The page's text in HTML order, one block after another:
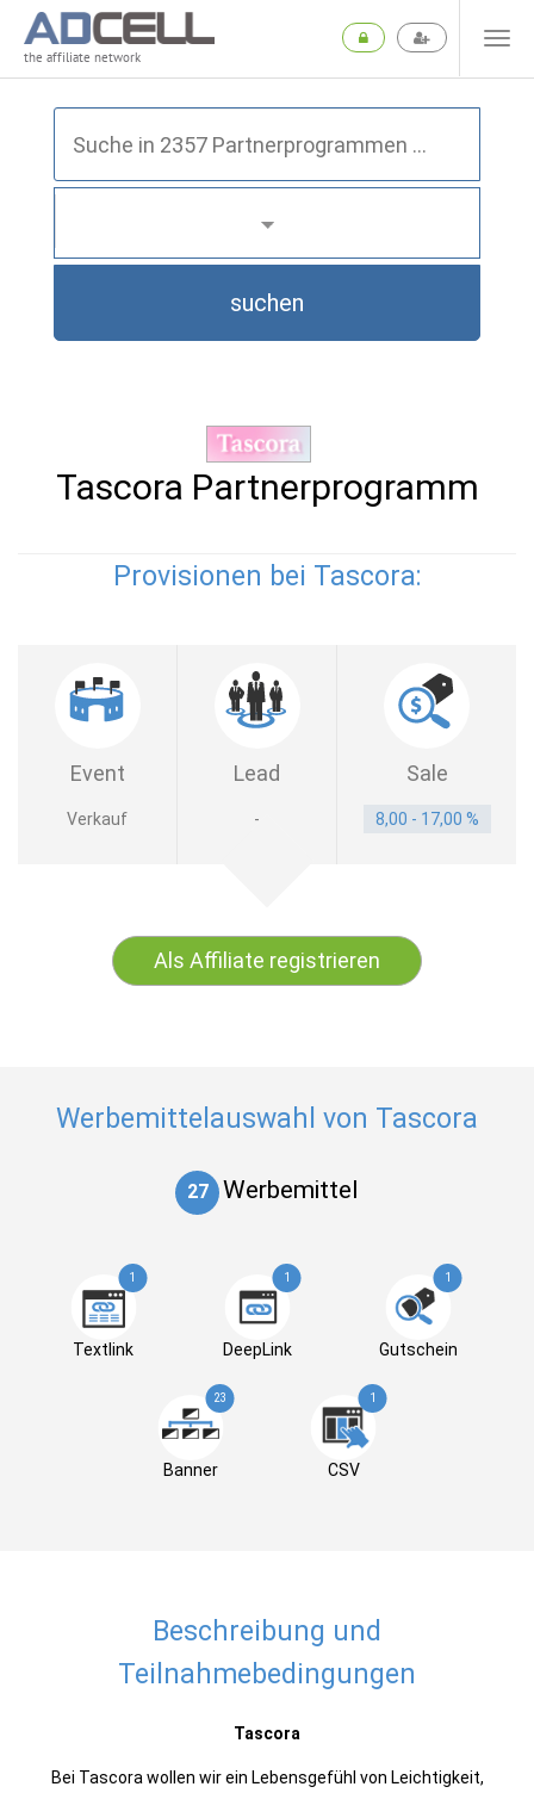
the affiliate network
suchen
Tascora Partnerprogramm
Provisionen bei Tascora:
Event Lead Sale
Verkauf - 8,00 - 17,00 %
Als Affiliate registrieren
Werbemittelauswahl von Tascora
27 Werbemittel
1
Textlink
1
DeepLink
1
Gutschein
23
Banner
1
CSV
Beschreibung und
Teilnahmebedingungen
Tascora
Bei Tascora wollen wir ein Lebensgefühl von Leichtigkeit,